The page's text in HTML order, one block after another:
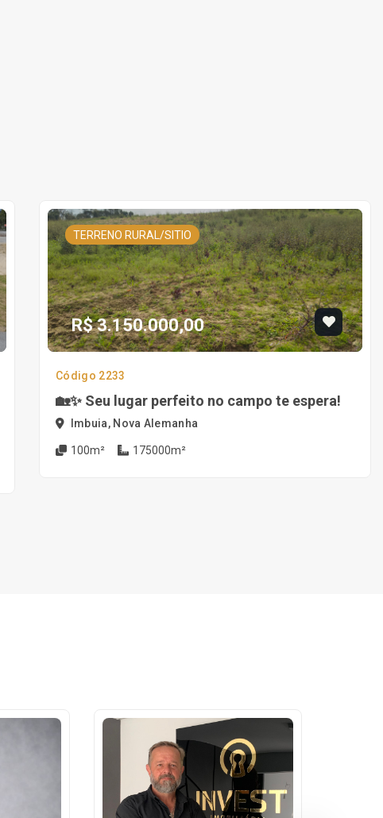
TERRENO RURAL/SITIO
R$ 3.150.000,00
Código 2233
🏡✨ Seu lugar perfeito no campo te espera!
Imbuia, Nova Alemanha
100m² 175000m²